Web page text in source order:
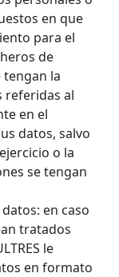
en que
para el
de
la
referidas al
en el
datos, salvo
o la
se tengan
en caso
tratados
le
en formato